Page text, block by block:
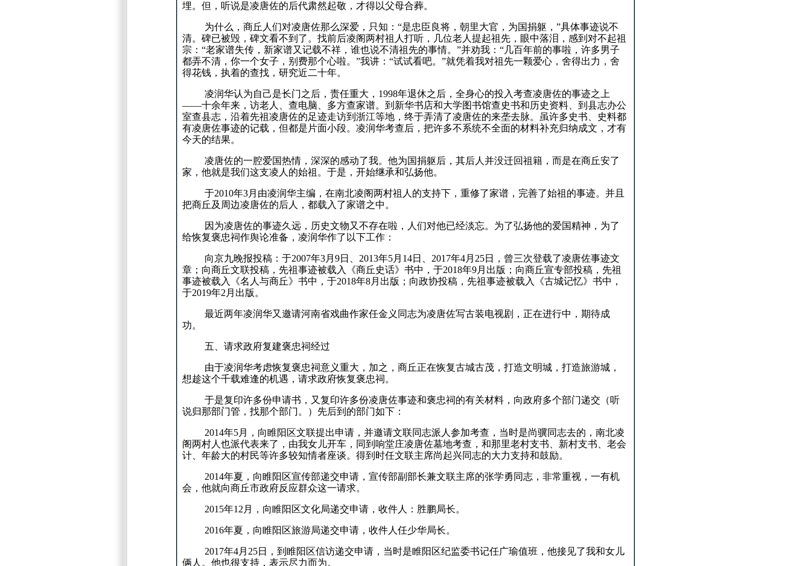
埋。 但，听说是凌唐佐的后代肃然起敬，才得以父母合葬。
为什么，商丘人们对凌唐佐那么深爱，只知： “是忠臣良将，朝里大官，为国捐躯，”具体事迹说不
清。 碑已被毁，碑文看不到了。 找前后凌阁两村祖人打听，几位老人提起祖先，眼中落泪，感到对不起祖
宗： “老家谱失传，新家谱又记载不祥，谁也说不清祖先的事情。 ”并劝我： “几百年前的事啦，许多男子
都弄不清，你一个女子，别费那个心啦。 ”我讲： “试试看吧。 ”就凭着我对祖先一颗爱心，舍得出力，舍
得花钱，执着的查找，研究近二十年。
凌润华认为自己是长门之后，责任重大， 1998年退休之后，全身心的投入考查凌唐佐的事迹之上
——十余年来，访老人、查电脑、多方查家谱。 到新华书店和大学图书馆查史书和历史资料、到县志办公
室查县志，沿着先祖凌唐佐的足迹走访到浙江等地，终于弄清了凌唐佐的来垄去脉。
虽许多史书、史料都
有凌唐佐事迹的记载，但都是片面小段。 凌润华考查后，把许多不系统不全面的材料补充归纳成文，才有
今天的结果。
凌唐佐的一腔爱国热情，深深的感动了我。 他为国捐躯后，其后人并没迁回祖籍，而是在商丘安了
家，他就是我们这支凌人的始祖。 于是，开始继承和弘扬他。
于2010年3月由凌润华主编，在南北凌阁两村祖人的支持下，重修了家谱，完善了始祖的事迹。 并且
把商丘及周边凌唐佐的后人，都载入了家谱之中。
因为凌唐佐的事迹久远，历史文物又不存在啦，人们对他已经淡忘。 为了弘扬他的爱国精神，为了
给恢复褒忠祠作舆论准备，凌润华作了以下工作：
向京九晚报投稿： 于2007年3月 9日、 2013年5月 14日、 2017年4月 25日，曾三次登载了凌唐佐事迹文
章； 向商丘文联投稿，先祖事迹被载入《商丘史话》书中，于2018年9月出版； 向商丘宣专部投稿，先祖
事迹被载入《名人与商丘》书中，于2018年8月出版； 向政协投稿，先祖事迹被载入《古城记忆》书中，
于2019年2 月出版。
最近两年凌润华又邀请河南省戏曲作家任金义同志为凌唐佐写古装电视剧，正在进行中，期待成
功。
五、请求政府复建褒忠祠经过
由于凌润华考虑恢复褒忠祠意义重大，加之，商丘正在恢复古城古茂，打造文明城，打造旅游城，
想趁这个千载难逢的机遇，请求政府恢复褒忠祠。
于是复印许多份申请书，又复印许多份凌唐佐事迹和褒忠祠的有关材料，向政府多个部门递交（听
说归那部门管，找那个部门。
）先后到的部门如下：
2014年5月，向睢阳区文联提出申请，并邀请文联同志派人参加考查，当时是尚骥同志去的，南北凌
阁两村人也派代表来了，由我女儿开车，同到响堂庄凌唐佐墓地考查，和那里老村支书、新村支书、老会
计、年龄大的村民等许多较知情者座谈。 得到时任文联主席尚起兴同志的大力支持和鼓励。
2014年夏，向睢阳区宣传部递交申请，宣传部副部长兼文联主席的张学勇同志，非常重视，一有机
会，他就向商丘市政府反应群众这一请求。
2015年12 月，向睢阳区文化局递交申请，收件人： 胜鹏局长。
2016年夏，向睢阳区旅游局递交申请，收件人任少华局长。
2017年4月 25日，到睢阳区信访递交申请，当时是睢阳区纪监委书记任广瑜值班，他接见了我和女儿
俩人。 他也很支持，表示尽力而为。